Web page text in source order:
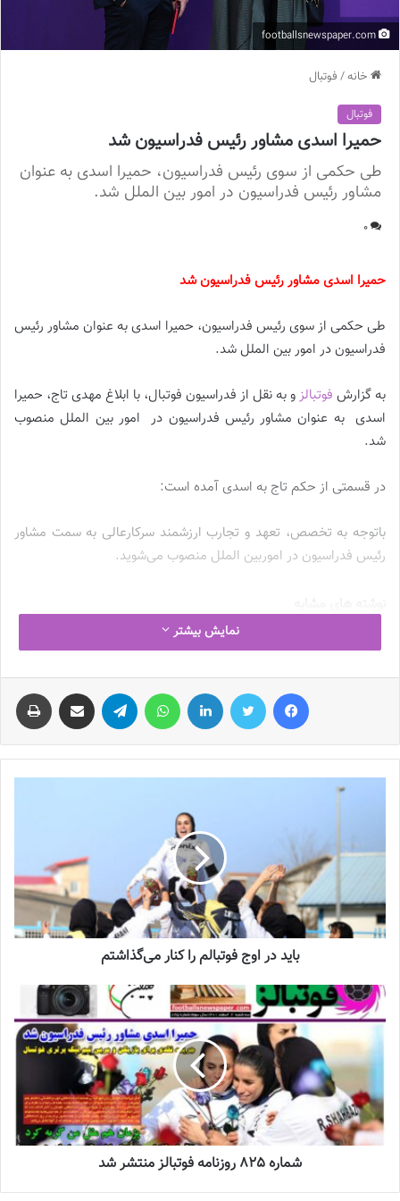
خانه/ فوتبال
فوتبال
حمیرا اسدی مشاور رئیس فدراسیون شد
طی حکمی از سوی رئیس فدراسیون، حمیرا اسدی به عنوان
مشاور رئیس فدراسیون در امور بین الملل شد.
0
حمیرا اسدی مشاور رئیس فدراسیون شد
طی حکمی از سوی رئیس فدراسیون، حمیرا اسدی به عنوان مشاور رئیس
فدراسیون در امور بین الملل شد.
به گزارش فوتبالزو به نقل از فدراسیون فوتبال، با ابلاغ مهدی تاج، حمیرا
اسدی به عنوان مشاور رئیس فدراسیون در امور بین الملل منصوب
شد.
در قسمتی از حکم تاج به اسدی آمده است:
باتوجه به تخصص، تعهد و تجارب ارزشمند سرکارعالی به سمت مشاور
رئیس فدراسیون در اموربین الملل منصوب می‌شوید.
چالش هاى ليست جدید تيم ملى فوتبال
زنان
2023-06-14
تازه‌ترین خبرها از درمان ۲ ملی‌پوش فوتبال
زنان
دعوت آزمون از 30 بازیکن به اردوی تیم ملی
2023-03-21
آینده درخشانی در انتظار فوتبال بانوان است
2022-12-10
امید است با تلاش مستمر سرکار عالی و دیگر همکاران در راستای
مسئولیت مهمی که بر عهده دارید، شاهد ارتقا بیش از پیش فدراسیون
باشیم.
با فوتبالز همراه شوید
اینستاگرام فوتبالز را دنبال کنید
footballs.women@
نمایش بیشتر
باید در اوج فوتبالم را کنار می‌گذاشتم
شماره 825 روزنامه فوتبالز منتشر شد